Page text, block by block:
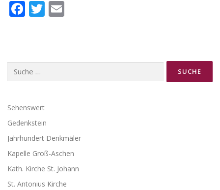
Facebook
Twitter
nach:
Sehenswert
Gedenkstein
Jahrhundert Denkmäler
Kapelle Groß-Aschen
Kath. Kirche St. Johann
St. Antonius Kirche